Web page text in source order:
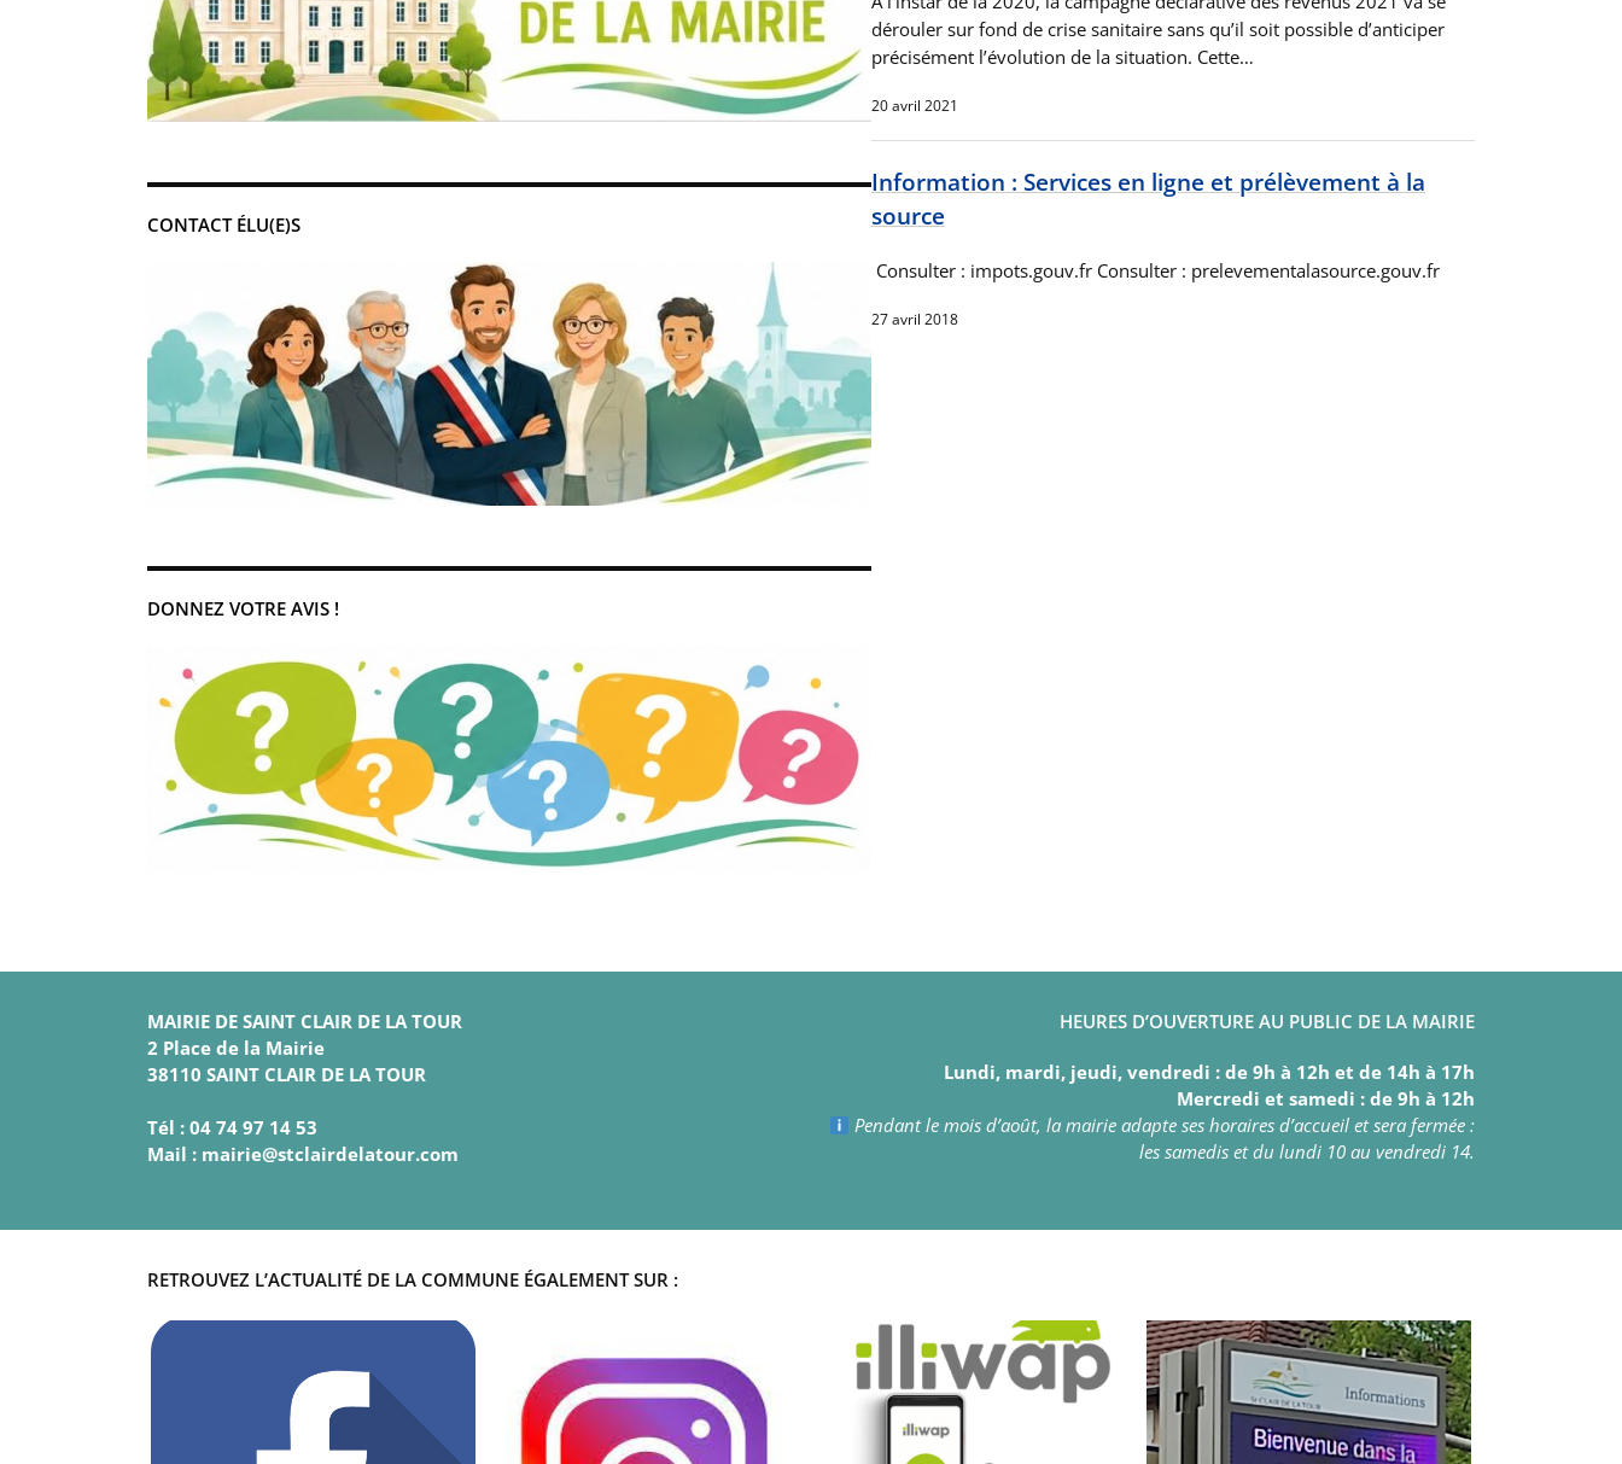
CONTACT ÉLU(E)S
DONNEZ VOTRE AVIS !
dérouler sur fond de crise sanitaire sans qu’il soit possible d’anticiper
précisément l’évolution de la situation. Cette…
20 avril 2021
Information : Services en ligne et prélèvement à la
source
Consulter : impots.gouv.fr Consulter : prelevementalasource.gouv.fr
27 avril 2018
MAIRIE DE SAINT CLAIR DE LA TOUR
2 Place de la Mairie
38110 SAINT CLAIR DE LA TOUR
Tél : 04 74 97 14 53
Mail : mairie@stclairdelatour.com
HEURES D’OUVERTURE AU PUBLIC DE LA MAIRIE
Lundi, mardi, jeudi, vendredi : de 9h à 12h et de 14h à 17h
Mercredi et samedi : de 9h à 12h
Pendant le mois d’août, la mairie adapte ses horaires d’accueil et sera fermée :
les samedis et du lundi 10 au vendredi 14.
RETROUVEZ L’ACTUALITÉ DE LA COMMUNE ÉGALEMENT SUR :